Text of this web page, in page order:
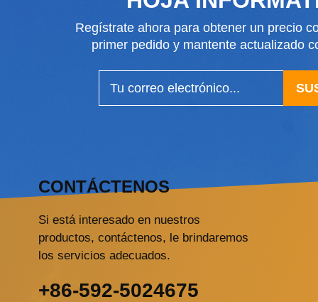
Regístrate ahora para obtener un precio
primer pedido y mantente actualizado
CONTÁCTENOS
Si está interesado en nuestros
productos, contáctenos, le brindaremos
los servicios adecuados.
+86-592-5024675